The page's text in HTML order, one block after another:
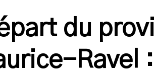
du
Ravel